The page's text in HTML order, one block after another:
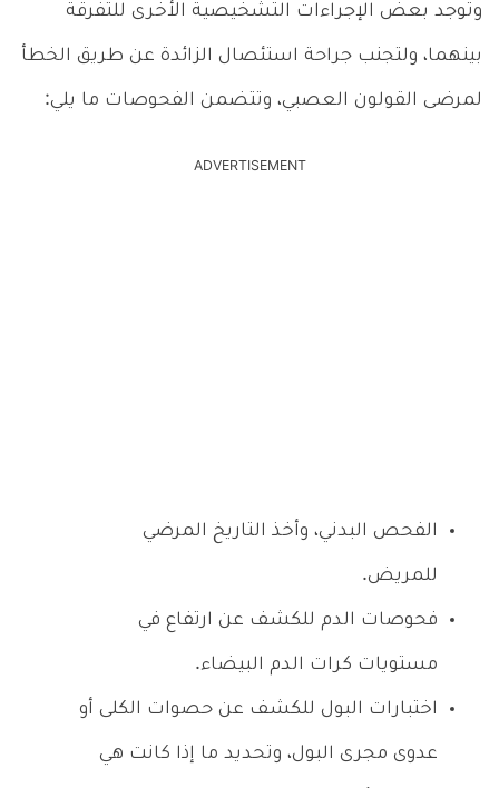
وتوجد بعض الإجراءات التشخيصية الأخرى للتفرقة
بينهما، ولتجنب جراحة استئصال الزائدة عن طريق الخطأ
لمرضى القولون العصبي، وتتضمن الفحوصات ما يلي:
ADVERTISEMENT
الفحص البدني، وأخذ التاريخ المرضي
للمريض.
فحوصات الدم للكشف عن ارتفاع في
مستويات كرات الدم البيضاء.
اختبارات البول للكشف عن حصوات الكلى أو
عدوى مجرى البول، وتحديد ما إذا كانت هي